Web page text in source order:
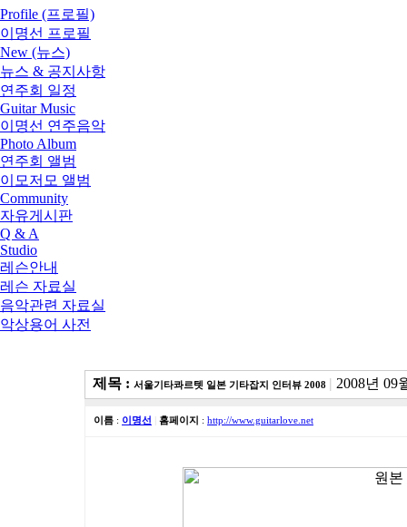
Profile (프로필)
이명선 프로필
New (뉴스)
뉴스 & 공지사항
연주회 일정
Guitar Music
이명선 연주음악
Photo Album
연주회 앨범
이모저모 앨범
Community
자유게시판
Q & A
Studio
레슨안내
레슨 자료실
음악관련 자료실
악상용어 사전
제목 : 서울기타콰르텟 일본 기타잡지 인터뷰 2008 | 2008년 09
이름 : 이명선 홈페이지 : http://www.guitarlove.net